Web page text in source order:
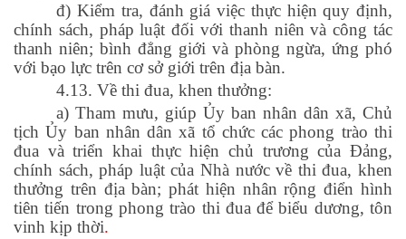
đ) Kiểm tra, đánh giá việc thực hiện quy định,
chính sách, pháp luật đối với thanh niên và công tác
thanh niên; bình đẳng giới và phòng ngừa, ứng phó
với bạo lực trên cơ sở giới trên địa bàn.
4.13. Về thi đua, khen thưởng:
a) Tham mưu, giúp Ủy ban nhân dân xã, Chủ
tịch Ủy ban nhân dân xã tổ chức các phong trào thi
đua và triển khai thực hiện chủ trương của Đảng,
chính sách, pháp luật của Nhà nước về thi đua, khen
thưởng trên địa bàn; phát hiện nhân rộng điển hình
tiên tiến trong phong trào thi đua để biểu dương, tôn
vinh kịp thời.